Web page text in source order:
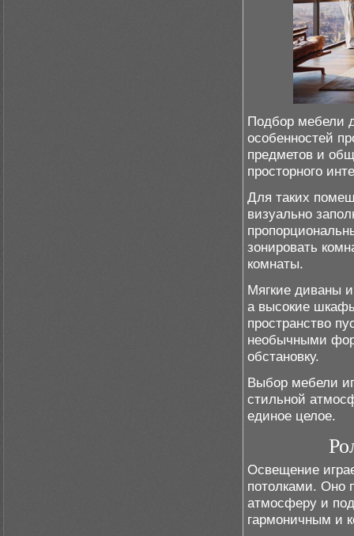
Подбор мебели
особенностей
предметов и
просторного
Для таких
визуально
зонировать
комнаты.
Мягкие диваны
а высокие
пространство
необычными
обстановку.
Выбор мебели
стильной
единое целое.
Освещение
потолками. Оно
атмосферу и
гармоничным и